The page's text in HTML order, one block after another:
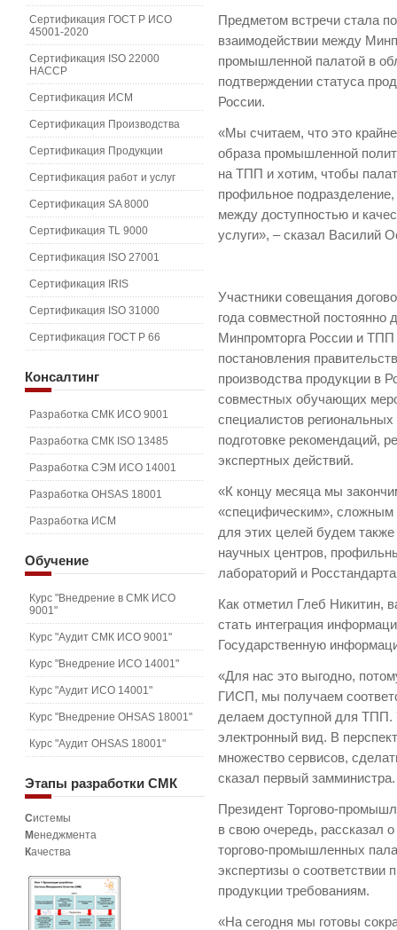
Предметом встречи стала
взаимодействии между
промышленной палатой в
подтверждении статуса
России.
«Мы считаем, что это
образа промышленной
на ТПП и хотим, чтобы
профильное
между доступностью и
услуги», – сказал Василий
Участники совещания
года совместной
Минпромторга России и
постановления
производства продукции в
совместных обучающих
специалистов
подготовке рекомендаций,
экспертных действий.
«К концу месяца мы
«специфическим», сложным
для этих целей будем
научных центров,
лабораторий и
Как отметил Глеб Никитин,
стать интеграция
Государственную
«Для нас это выгодно,
ГИСП, мы получаем
делаем доступной для ТПП.
электронный вид. В
множество сервисов,
сказал первый замминистра.
Президент Торгово-
в свою очередь, рассказал
торгово-промышленных
экспертизы о
продукции требованиям.
«На сегодня мы готовы
Сертификация ГОСТ Р ИСО
45001-2020
Сертификация ISO 22000
HACCP
Сертификация ИСМ
Сертификация Производства
Сертификация Продукции
Сертификация работ и услуг
Сертификация SA 8000
Сертификация TL 9000
Сертификация ISO 27001
Сертификация IRIS
Сертификация ISO 31000
Сертификация ГОСТ Р 66
Консалтинг
Разработка СМК ИСО 9001
Разработка СМК ISO 13485
Разработка СЭМ ИСО 14001
Разработка OHSAS 18001
Разработка ИСМ
Обучение
Курс "Внедрение в СМК ИСО
9001"
Курс "Аудит СМК ИСО 9001"
Курс "Внедрение ИСО 14001"
Курс "Аудит ИСО 14001"
Курс "Внедрение OHSAS 18001"
Курс "Аудит OHSAS 18001"
Этапы разработки СМК
Системы
Менеджмента
Качества